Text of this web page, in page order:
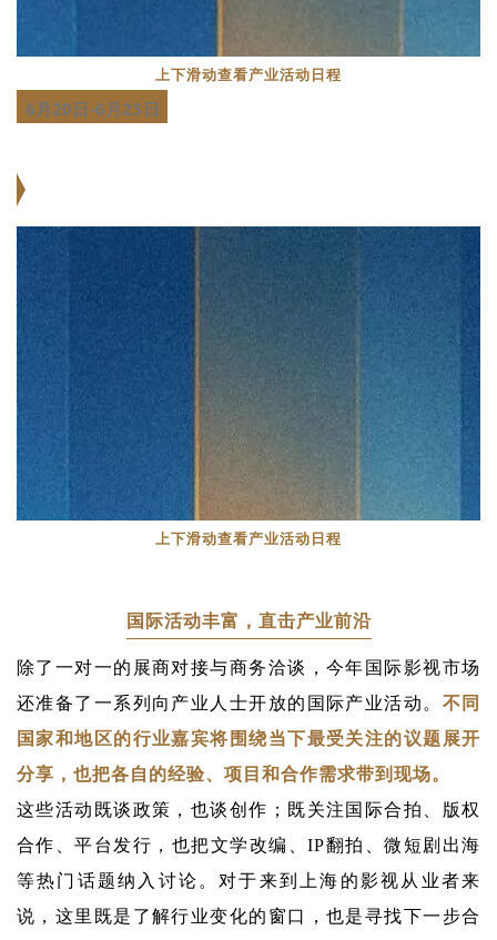
上下滑动查看产业活动日程
6月20日-6月23日
上下滑动查看产业活动日程
国际活动丰富，直击产业前沿
除了一对一的展商对接与商务洽谈，今年国际影视市场
还准备了一系列向产业人士开放的国际产业活动。 不同
国家和地区的行业嘉宾将围绕当下最受关注的议题展开
分享，也把各自的经验、项目和合作需求带到现场。
这些活动既谈政策，也谈创作；既关注国际合拍、版权
合作、平台发行，也把文学改编、IP翻拍、微短剧出海
等热门话题纳入讨论。对于来到上海的影视从业者来
说，这里既是了解行业变化的窗口，也是寻找下一步合